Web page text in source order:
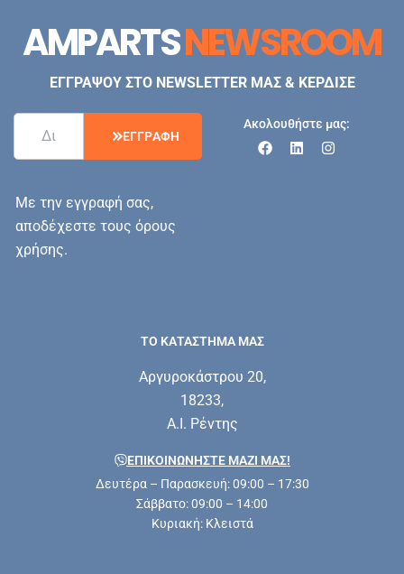
AMPARTSNEWSROOM
ΕΓΓΡΑΨΟΥ ΣΤΟ NEWSLETTER ΜΑΣ & ΚΕΡΔΙΣΕ
ΕΓΓΡΑΦΗ
Με την εγγραφή σας,
αποδέχεστε τους όρους
χρήσης.
Ακολουθήστε μας:
ΤΟ ΚΑΤΑΣΤΗΜΑ ΜΑΣ
Αργυροκάστρου 20,
18233,
Α.Ι. Ρέντης
ΕΠΙΚΟΙΝΩΝΗΣΤΕ ΜΑΖΊ ΜΑΣ!
Δευτέρα – Παρασκευή: 09:00 – 17:30
Σάββατο: 09:00 – 14:00
Κυριακή: Κλειστά